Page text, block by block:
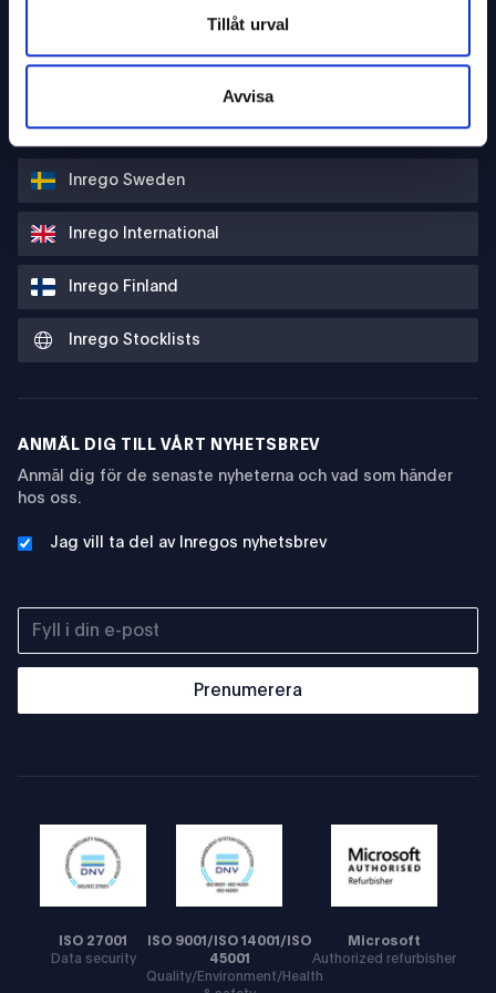
Tillåt urval
Avvisa
Pressrum
Inrego Sweden
Inrego International
Inrego Finland
Inrego Stocklists
ANMÄL DIG TILL VÅRT NYHETSBREV
Anmäl dig för de senaste nyheterna och vad som händer
hos oss.
Jag vill ta del av Inregos nyhetsbrev
Prenumerera
ISO 27001
Data security
ISO 9001/ISO 14001/ISO
45001
Quality/Environment/Health
Microsoft
Authorized refurbisher